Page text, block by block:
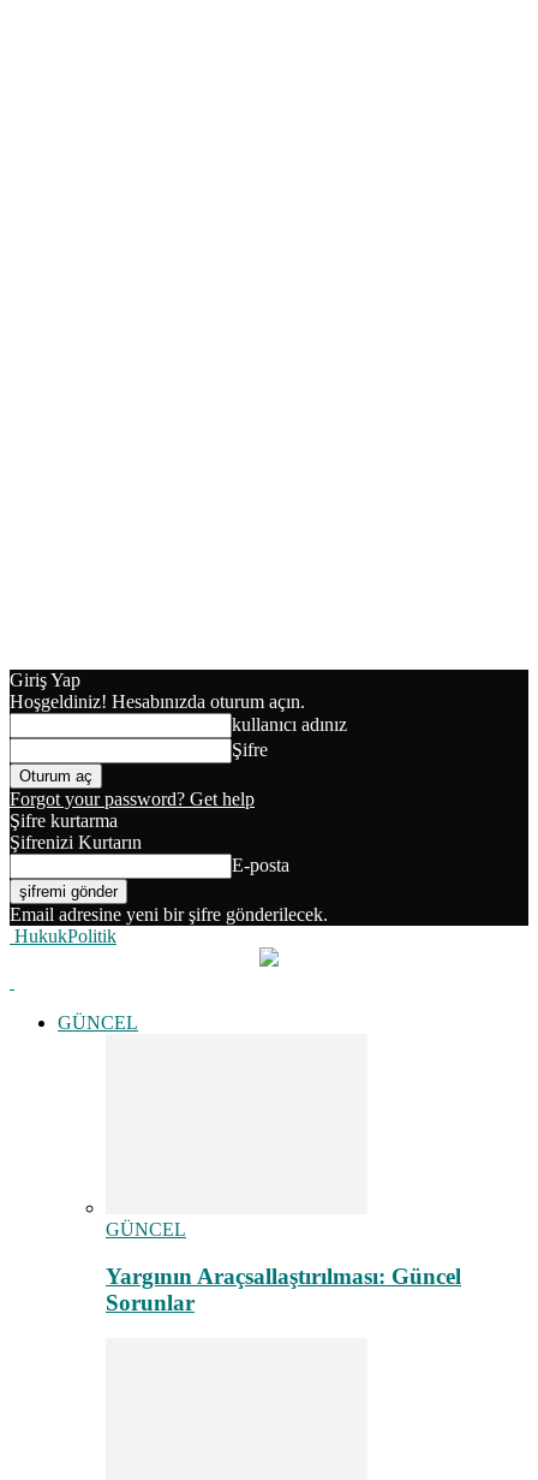
Giriş Yap
Hoşgeldiniz! Hesabınızda oturum açın.
kullanıcı adınız
Şifre
Forgot your password? Get help
Şifre kurtarma
Şifrenizi Kurtarın
E-posta
Email adresine yeni bir şifre gönderilecek.
HukukPolitik
GÜNCEL
GÜNCEL
Yargının Araçsallaştırılması: Güncel
Sorunlar